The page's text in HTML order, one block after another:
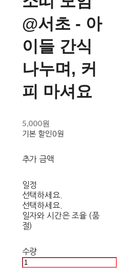
@서초 - 아
이들 간식
나누며, 커
피 마셔요
5,000원
기본 할인0원
추가 금액
일정
선택하세요.
선택하세요.
일자와 시간은 조율 (품
절)
수량